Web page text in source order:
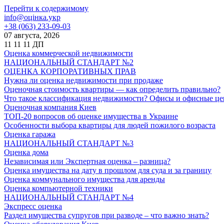
Перейти к содержимому
info@оцінка.укр
+38 (063) 233-09-03
07 августа, 2026
11 11 11 ДП
Оценка коммерческой недвижимости
НАЦИОНАЛЬНЫЙ СТАНДАРТ №2
ОЦЕНКА КОРПОРАТИВНЫХ ПРАВ
Нужна ли оценка недвижимости при продаже
Оценочная стоимость квартиры — как определить правильно?
Что такое классификация недвижимости? Офисы и офисные
Оценочная компания Киев
ТОП-20 вопросов об оценке имущества в Украине
Особенности выбора квартиры для людей пожилого возраста
Оценка гаража
НАЦИОНАЛЬНЫЙ СТАНДАРТ №3
Оценка дома
Независимая или Экспертная оценка – разница?
Оценка имущества на дату в прошлом для суда и за границу
Оценка коммунального имущества для аренды
Оценка компьютерной техники
НАЦИОНАЛЬНЫЙ СТАНДАРТ №4
Экспресс оценка
Раздел имущества супругов при разводе – что важно знать?